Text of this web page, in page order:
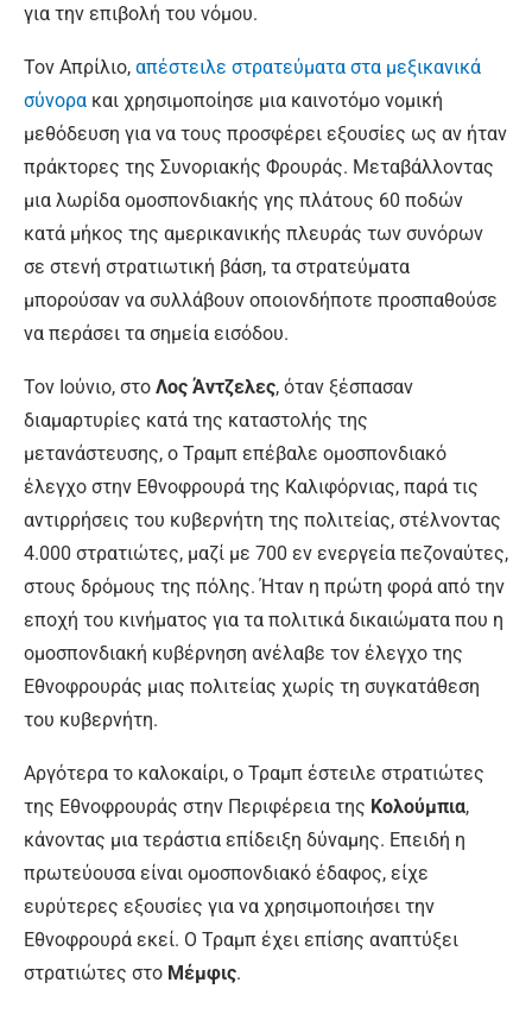
για την επιβολή του νόμου.
Τον Απρίλιο, απέστειλε στρατεύματα στα μεξικανικά
σύνορα και χρησιμοποίησε μια καινοτόμο νομική
μεθόδευση για να τους προσφέρει εξουσίες ως αν ήταν
πράκτορες της Συνοριακής Φρουράς. Μεταβάλλοντας
μια λωρίδα ομοσπονδιακής γης πλάτους 60 ποδών
κατά μήκος της αμερικανικής πλευράς των συνόρων
σε στενή στρατιωτική βάση, τα στρατεύματα
μπορούσαν να συλλάβουν οποιονδήποτε προσπαθούσε
να περάσει τα σημεία εισόδου.
Τον Ιούνιο, στο Λος Άντζελες, όταν ξέσπασαν
διαμαρτυρίες κατά της καταστολής της
μετανάστευσης, ο Τραμπ επέβαλε ομοσπονδιακό
έλεγχο στην Εθνοφρουρά της Καλιφόρνιας, παρά τις
αντιρρήσεις του κυβερνήτη της πολιτείας, στέλνοντας
4.000 στρατιώτες, μαζί με 700 εν ενεργεία πεζοναύτες,
στους δρόμους της πόλης. Ήταν η πρώτη φορά από την
εποχή του κινήματος για τα πολιτικά δικαιώματα που η
ομοσπονδιακή κυβέρνηση ανέλαβε τον έλεγχο της
Εθνοφρουράς μιας πολιτείας χωρίς τη συγκατάθεση
του κυβερνήτη.
Αργότερα το καλοκαίρι, ο Τραμπ έστειλε στρατιώτες
της Εθνοφρουράς στην Περιφέρεια της Κολούμπια,
κάνοντας μια τεράστια επίδειξη δύναμης. Επειδή η
πρωτεύουσα είναι ομοσπονδιακό έδαφος, είχε
ευρύτερες εξουσίες για να χρησιμοποιήσει την
Εθνοφρουρά εκεί. Ο Τραμπ έχει επίσης αναπτύξει
στρατιώτες στο Μέμφις.